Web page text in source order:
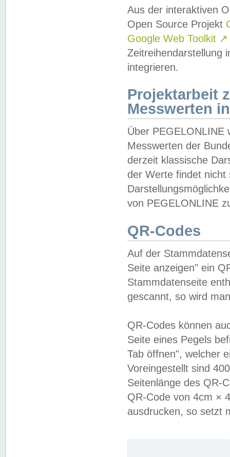
Aus der interaktiven
Open Source Projekt
Google Web Toolkit ↗
Zeitreihendarstellung
integrieren.
Projektarbeit
Messwerten
Über PEGELONLINE
Messwerten der
derzeit klassische
der Werte findet
von PEGELONLINE
QR-Codes
Auf der
Seite anzeigen" ein
Stammdatenseite
gescannt, so wird
QR-Codes können
Seite eines Pegels
Tab öffnen", welcher
Voreingestellt sind
Seitenlänge des QR-
QR-Code von 4cm ×
ausdrucken, so setzt